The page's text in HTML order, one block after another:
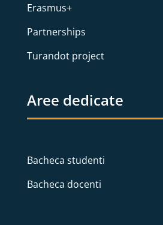
Erasmus+
Partnerships
Turandot project
Aree dedicate
Bacheca studenti
Bacheca docenti